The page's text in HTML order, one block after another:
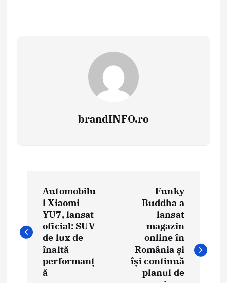
brandINFO.ro
v
i
Automobilu
l Xiaomi
YU7, lansat
oficial: SUV
de lux de
înaltă
performanț
ă
Funky
Buddha a
lansat
magazin
online în
România și
își continuă
planul de